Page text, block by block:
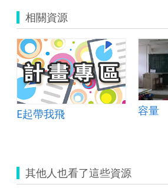
相關資源
E起帶我飛 容量
其他人也看了這些資源